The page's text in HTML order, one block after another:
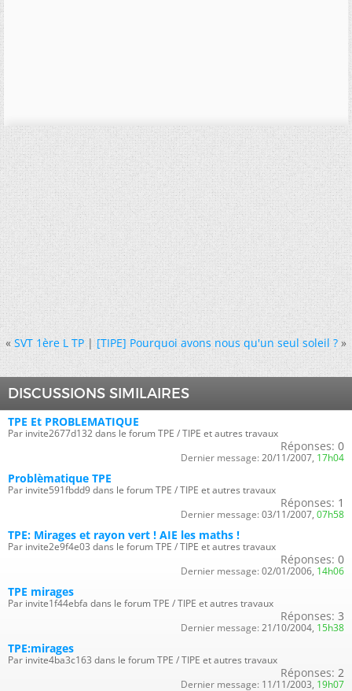
« SVT 1ère L TP|[TIPE] Pourquoi avons nous qu'un seul soleil ? »
DISCUSSIONS SIMILAIRES
TPE Et PROBLEMATIQUE
Par invite2677d132 dans le forum TPE / TIPE et autres travaux
Réponses: 0
Dernier message: 20/11/2007, 17h04
Problèmatique TPE
Par invite591fbdd9 dans le forum TPE / TIPE et autres travaux
Réponses: 1
Dernier message: 03/11/2007, 07h58
TPE: Mirages et rayon vert ! AIE les maths !
Par invite2e9f4e03 dans le forum TPE / TIPE et autres travaux
Réponses: 0
Dernier message: 02/01/2006, 14h06
TPE mirages
Par invite1f44ebfa dans le forum TPE / TIPE et autres travaux
Réponses: 3
Dernier message: 21/10/2004, 15h38
TPE:mirages
Par invite4ba3c163 dans le forum TPE / TIPE et autres travaux
Réponses: 2
Dernier message: 11/11/2003, 19h07